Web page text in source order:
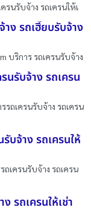
รนรับจ้าง รถเครนให้เ
าง รถเฮี๊ยบรับจ้าง
บริการ รถเครนรับจ้าง
นรับจ้าง รถเครน
รถเครนรับจ้าง รถเครน
บจ้าง รถเครนให้
ถเครนรับจ้าง รถเครน
รถเครนให้เช่า